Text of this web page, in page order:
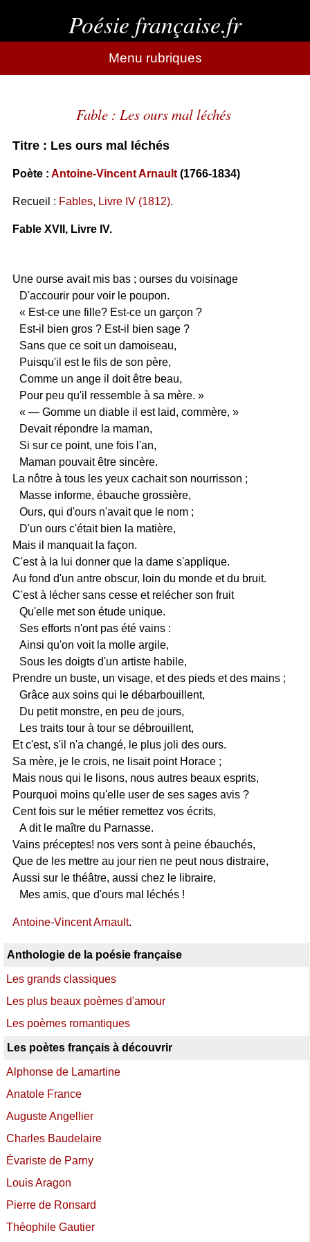
Poésie française.fr
Menu rubriques
Fable : Les ours mal léchés
Titre : Les ours mal léchés
Poète : Antoine-Vincent Arnault(1766-1834)
Recueil : Fables, Livre IV (1812).
Fable XVII, Livre IV.
Une ourse avait mis bas ; ourses du voisinage
D'accourir pour voir le poupon.
« Est-ce une fille? Est-ce un garçon ?
Est-il bien gros ? Est-il bien sage ?
Sans que ce soit un damoiseau,
Puisqu'il est le fils de son père,
Comme un ange il doit être beau,
Pour peu qu'il ressemble à sa mère. »
« — Gomme un diable il est laid, commère, »
Devait répondre la maman,
Si sur ce point, une fois l'an,
Maman pouvait être sincère.
La nôtre à tous les yeux cachait son nourrisson ;
Masse informe, ébauche grossière,
Ours, qui d'ours n'avait que le nom ;
D'un ours c'était bien la matière,
Mais il manquait la façon.
C'est à la lui donner que la dame s'applique.
Au fond d'un antre obscur, loin du monde et du bruit.
C'est à lécher sans cesse et relécher son fruit
Qu'elle met son étude unique.
Ses efforts n'ont pas été vains :
Ainsi qu'on voit la molle argile,
Sous les doigts d'un artiste habile,
Prendre un buste, un visage, et des pieds et des mains ;
Grâce aux soins qui le débarbouillent,
Du petit monstre, en peu de jours,
Les traits tour à tour se débrouillent,
Et c'est, s'il n'a changé, le plus joli des ours.
Sa mère, je le crois, ne lisait point Horace ;
Mais nous qui le lisons, nous autres beaux esprits,
Pourquoi moins qu'elle user de ses sages avis ?
Cent fois sur le métier remettez vos écrits,
A dit le maître du Parnasse.
Vains préceptes! nos vers sont à peine ébauchés,
Que de les mettre au jour rien ne peut nous distraire,
Aussi sur le théâtre, aussi chez le libraire,
Mes amis, que d'ours mal léchés !
Antoine-Vincent Arnault.
Anthologie de la poésie française
Les grands classiques
Les plus beaux poèmes d'amour
Les poèmes romantiques
Les poètes français à découvrir
Alphonse de Lamartine
Anatole France
Auguste Angellier
Charles Baudelaire
Évariste de Parny
Louis Aragon
Pierre de Ronsard
Théophile Gautier